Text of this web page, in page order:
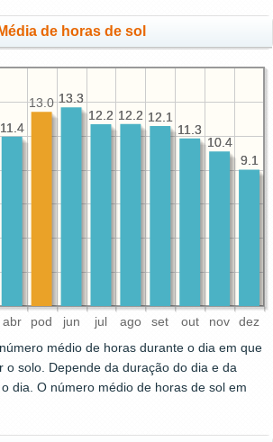
Média de horas de sol
abr pod jun jul ago set out nov dez
9.1
10.4
11.3
12.1
12.2
12.2
13.3
11.4
9.1
10.4
11.3
12.1
12.2
12.2
13.3
13.0
11.4
médio de horas durante o dia em que
o solo. Depende da duração do dia e da
dia. O número médio de horas de sol em